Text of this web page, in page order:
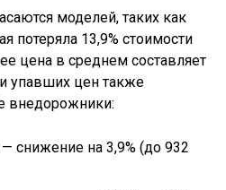
моделей, таких как
потеряла 13,9% стоимости
цена в среднем составляет
упавших цен также
внедорожники:
— снижение на 3,9% (до 932